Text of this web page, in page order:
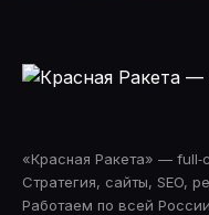
«Красная Ракета» —
Стратегия, сайты, SEO,
Работаем по всей